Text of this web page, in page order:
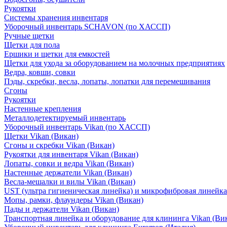
Рукоятки
Системы хранения инвентаря
Уборочный инвентарь SCHAVON (по ХАССП)
Ручные щетки
Щетки для пола
Ершики и щетки для емкостей
Щетки для ухода за оборудованием на молочных предприятиях
Ведра, ковши, совки
Пэды, скребки, весла, лопаты, лопатки для перемешивания
Сгоны
Рукоятки
Настенные крепления
Металлодетектируемый инвентарь
Уборочный инвентарь Vikan (по ХАССП)
Щетки Vikan (Викан)
Сгоны и скребки Vikan (Викан)
Рукоятки для инвентаря Vikan (Викан)
Лопаты, совки и ведра Vikan (Викан)
Настенные держатели Vikan (Викан)
Весла-мешалки и вилы Vikan (Викан)
UST (ультра гигиеническая линейка) и микрофибровая линейка
Мопы, рамки, флаундеры Vikan (Викан)
Пады и держатели Vikan (Викан)
Транспортная линейка и оборудование для клининга Vikan